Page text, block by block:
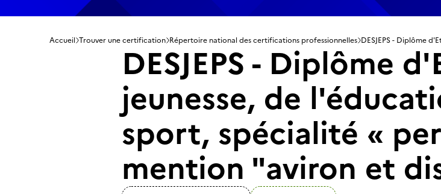
Accueil Trouver une certification Répertoire national des certifications professionnelles
DESJEPS - Diplôme
jeunesse, de
sport, spécialité «
mention "aviron et